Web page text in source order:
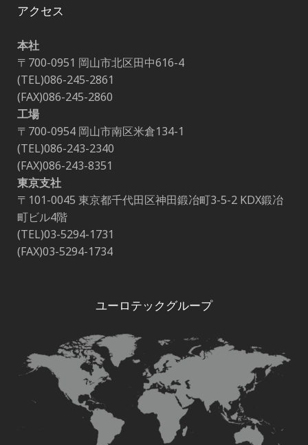
アクセス
本社
〒700-0951 岡山市北区田中616-4
(TEL)086-245-2861
(FAX)086-245-2860
工場
〒700-0954 岡山市南区米倉134-1
(TEL)086-243-2340
(FAX)086-243-8351
東京支社
〒101-0045 東京都千代田区神田鍛冶町3-5-2 KDX鍛冶
町ビル4階
(TEL)03-5294-1731
(FAX)03-5294-1734
ユーロテックグループ